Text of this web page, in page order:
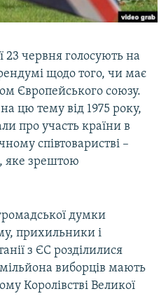
23 червня голосують на
щодо того, чи має
Європейського союзу.
цю тему від 1975 року,
про участь країни в
співтоваристві –
яке зрештою
думки
прихильники і
з ЄС розділилися
виборців мають
Королівстві Великої